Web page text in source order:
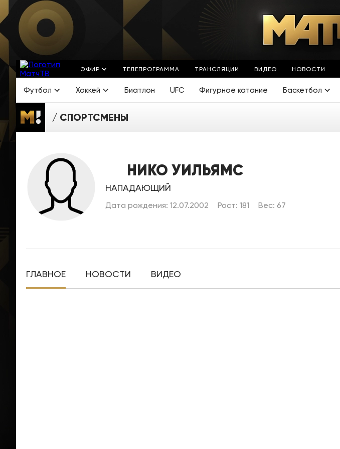
ЭФИР ТЕЛЕПРОГРАММА ТРАНСЛЯЦИИ ВИДЕО НОВОСТИ
Футбол Хоккей Биатлон UFC Фигурное катание Баскетбол
СПОРТСМЕНЫ
НИКО УИЛЬЯМС
НАПАДАЮЩИЙ
Дата рождения: 12.07.2002 Рост: 181 Вес: 67
ГЛАВНОЕ НОВОСТИ ВИДЕО